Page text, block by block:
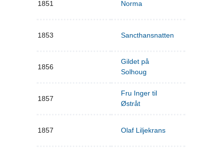
1851 Norma
1853 Sancthansnatten
1856
Gildet på
Solhoug
1857
Fru Inger til
Østråt
1857 Olaf Liljekrans